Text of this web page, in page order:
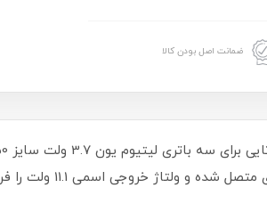
ضمانت اصل بودن کالا
اسمی 11.1 ولت را فراهم می‌کنند.